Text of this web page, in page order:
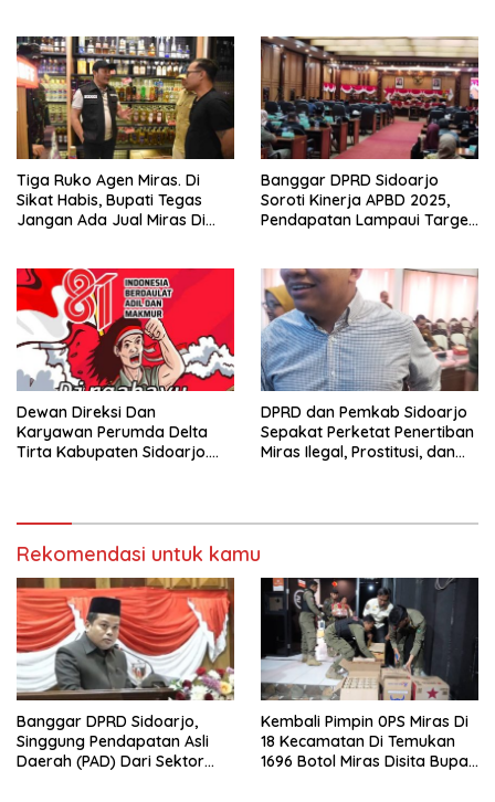
Evaluasi Secara Menyeluruh
Tiga Ruko Agen Miras. Di
Sikat Habis, Bupati Tegas
Jangan Ada Jual Miras Di
Banggar DPRD Sidoarjo
Soroti Kinerja APBD 2025,
Pendapatan Lampaui Target
Dewan Direksi Dan
Karyawan Perumda Delta
Tirta Kabupaten Sidoarjo.
Agustus Tahun 2026
DPRD dan Pemkab Sidoarjo
Sepakat Perketat Penertiban
Miras Ilegal, Prostitusi, dan
Rekomendasi untuk kamu
Banggar DPRD Sidoarjo,
Singgung Pendapatan Asli
Daerah (PAD) Dari Sektor
Kembali Pimpin 0PS Miras Di
18 Kecamatan Di Temukan
1696 Botol Miras Disita Bupati